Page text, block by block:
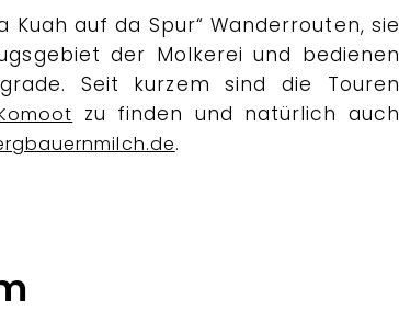
auf da Spur“ Wanderrouten, sie
der Molkerei und bedienen
Seit kurzem sind die Touren
zu finden und natürlich auch
.